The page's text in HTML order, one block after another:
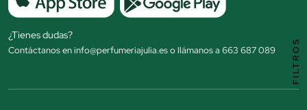
¿Tienes dudas?
Contáctanos en info@perfumeriajulia.es o llámanos a 663 687 089
FILTROS